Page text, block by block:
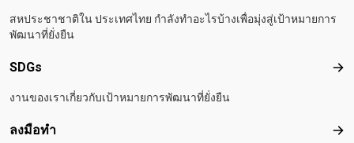
สหประชาชาติใน ประเทศไทย กำลังทำอะไรบ้างเพื่อมุ่งสู่เป้าหมายการ
พัฒนาที่ยั่งยืน
SDGs
งานของเราเกี่ยวกับเป้าหมายการพัฒนาที่ยั่งยืน
ลงมือทำ ลง